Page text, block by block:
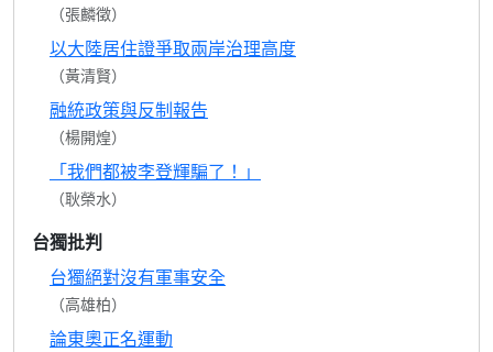
（張麟徵）
以大陸居住證爭取兩岸治理高度
（黃清賢）
融統政策與反制報告
（楊開煌）
「我們都被李登輝騙了！」
（耿榮水）
台獨批判
台獨絕對沒有軍事安全
（高雄柏）
論東奧正名運動